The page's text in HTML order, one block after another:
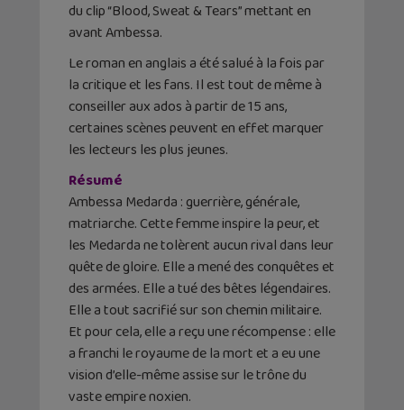
du clip “Blood, Sweat & Tears” mettant en
avant Ambessa.
Le roman en anglais a été salué à la fois par
la critique et les fans. Il est tout de même à
conseiller aux ados à partir de 15 ans,
certaines scènes peuvent en effet marquer
les lecteurs les plus jeunes.
Résumé
Ambessa Medarda : guerrière, générale,
matriarche. Cette femme inspire la peur, et
les Medarda ne tolèrent aucun rival dans leur
quête de gloire. Elle a mené des conquêtes et
des armées. Elle a tué des bêtes légendaires.
Elle a tout sacrifié sur son chemin militaire.
Et pour cela, elle a reçu une récompense : elle
a franchi le royaume de la mort et a eu une
vision d’elle-même assise sur le trône du
vaste empire noxien.